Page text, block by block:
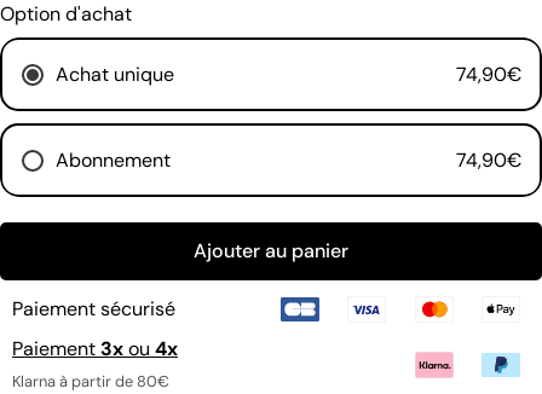
Option d'achat
Achat unique 74,90€
Abonnement 74,90€
Tous les mois
Tous les 2 mois
Tous les 3 mois
Ajouter au panier
Paiement sécurisé
Paiement3xou 4x
Klarna à partir de 80€
sur
Facebook
Les champs marqués * sont obligatoires.